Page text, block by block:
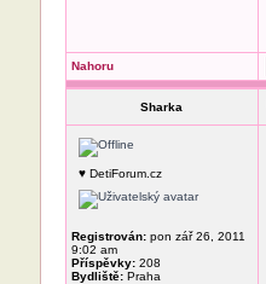
Nahoru
Sharka
♥ DetiForum.cz
Registrován:pon zář 26, 2011
9:02 am
Příspěvky:208
Bydliště:Praha